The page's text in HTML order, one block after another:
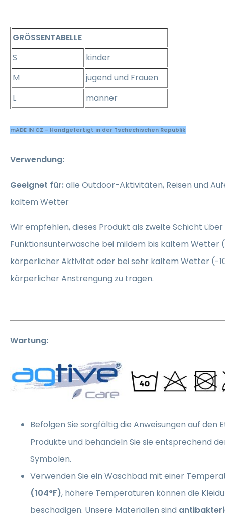
GRÖSSENTABELLE
S
kinder
M
jugend und Frauen
L
männer
mADE IN CZ - Handgefertigt in der Tschechischen Republik
Verwendung:
Geeignet für:alle Outdoor-Aktivitäten, Reisen und
kaltem Wetter
Wir empfehlen, dieses Produkt als zweite Schicht
Funktionsunterwäsche bei mildem bis kaltem Wetter
körperlicher Aktivität oder bei sehr kaltem Wetter (-
körperlicher Anstrengung zu tragen.
Wartung:
Befolgen Sie sorgfältig die Anweisungen auf den
Produkte und behandeln Sie sie entsprechend
Symbolen.
Verwenden Sie ein Waschbad mit einer
(104°F), höhere Temperaturen können die
beschädigen. Unsere Materialien sind